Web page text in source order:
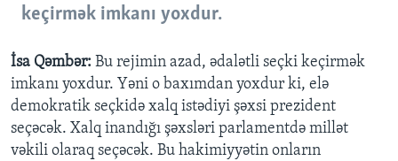
keçirmək imkanı yoxdur.
İsa Qəmbər: Bu rejimin azad, ədalətli seçki keçirmək
imkanı yoxdur. Yəni o baxımdan yoxdur ki, elə
demokratik seçkidə xalq istədiyi şəxsi prezident
seçəcək. Xalq inandığı şəxsləri parlamentdə millət
vəkili olaraq seçəcək. Bu hakimiyyətin onların